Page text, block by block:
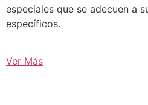
especiales que se adecuen a
específicos.
Ver Más